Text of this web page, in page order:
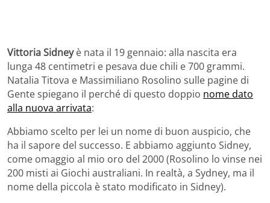
Vittoria Sidneyè nata il 19 gennaio: alla nascita era
lunga 48 centimetri e pesava due chili e 700 grammi.
Natalia Titova e Massimiliano Rosolino sulle pagine di
Gente spiegano il perché di questo doppio nome dato
alla nuova arrivata:
Abbiamo scelto per lei un nome di buon auspicio, che
ha il sapore del successo. E abbiamo aggiunto Sidney,
come omaggio al mio oro del 2000 (Rosolino lo vinse nei
200 misti ai Giochi australiani. In realtà, a Sydney, ma il
nome della piccola è stato modificato in Sidney).